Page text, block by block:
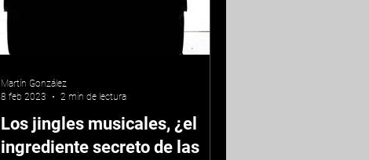
Los jingles musicales, ¿el
ingrediente secreto de las
Martín González
8 feb 2023
2 min de lectura